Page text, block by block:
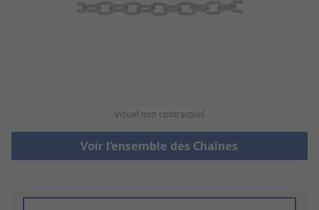
Visuel non contractuel
Voir l’ensemble des Chaînes